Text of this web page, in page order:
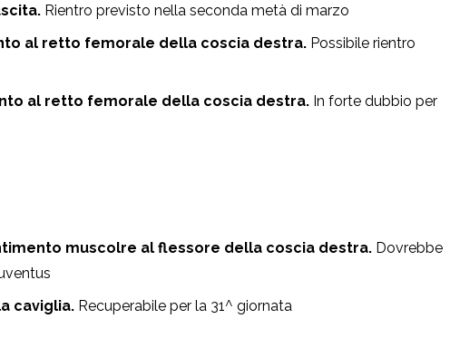
Rientro previsto nella seconda metà di marzo
al retto femorale della coscia destra. Possibile rientro
al retto femorale della coscia destra. In forte dubbio per
muscolre al flessore della coscia destra. Dovrebbe
caviglia. Recuperabile per la 31^ giornata